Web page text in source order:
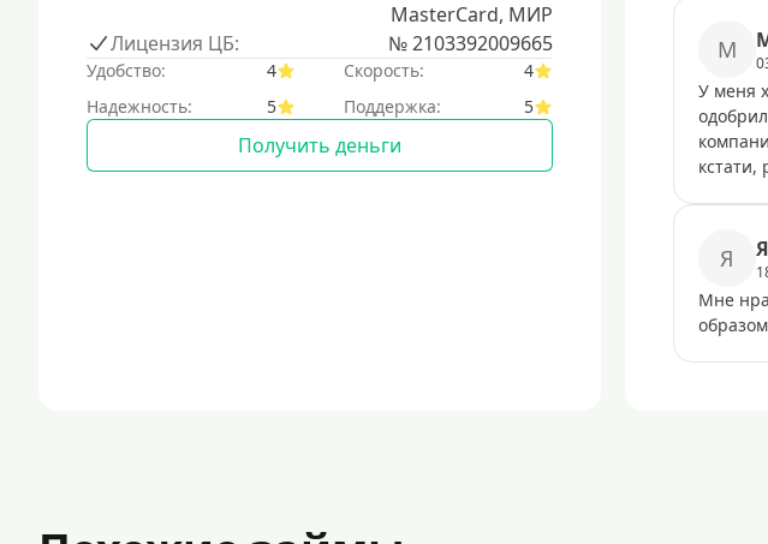
MasterCard, МИР
Лицензия ЦБ:
№ 2103392009665
Удобство: 4 Скорость:
4
Надежность:
5 Поддержка: 5
Получить деньги
М
У меня
кстати,
Я
Мне